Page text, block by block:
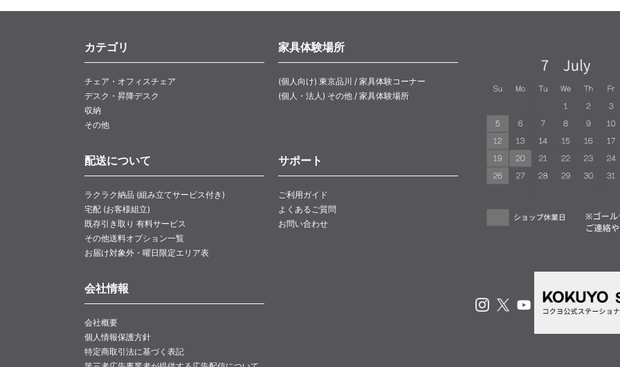
カテゴリ
チェア・オフィスチェア
デスク・昇降デスク
収納
その他
家具体験場所
(個人向け) 東京品川 / 家具体験コーナー
(個人・法人) その他 / 家具体験場所
配送について
ラクラク納品 (組み立てサービス付き)
宅配 (お客様組立)
既存引き取り 有料サービス
その他送料オプション一覧
お届け対象外・曜日限定エリア表
サポート
ご利用ガイド
よくあるご質問
お問い合わせ
会社情報
会社概要
個人情報保護方針
特定商取引法に基づく表記
Instagram
X Youtube